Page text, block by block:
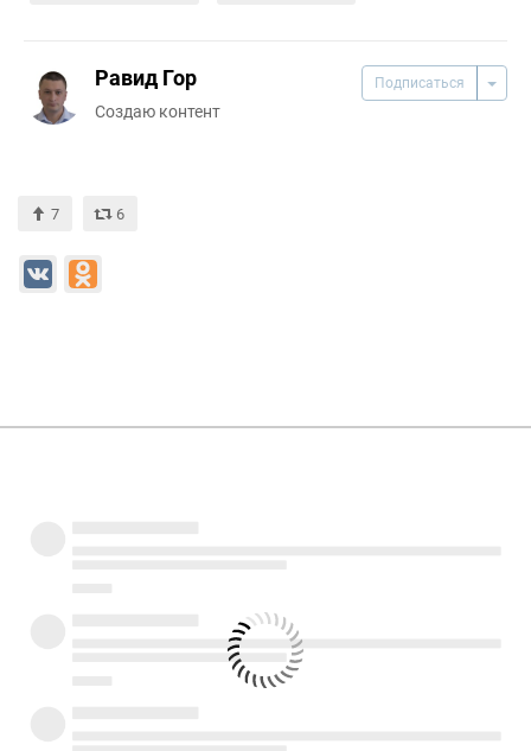
Подписаться
Равид Гор
Создаю контент
7 6